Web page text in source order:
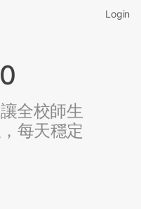
Login
全校師生
每天穩定